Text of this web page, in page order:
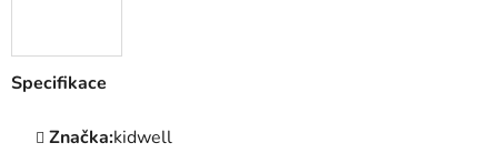
Specifikace
Značka:kidwell